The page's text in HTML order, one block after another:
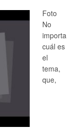
Foto
No
importa
cuál es
el
tema,
que,